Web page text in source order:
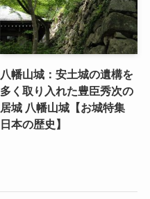
八幡山城：安土城の遺構を
多く取り入れた豊臣秀次の
居城 八幡山城【お城特集
日本の歴史】